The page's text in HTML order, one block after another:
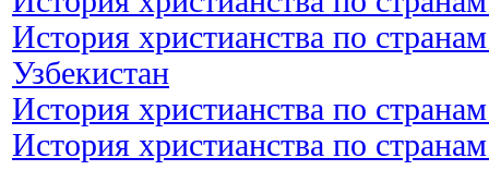
История христианства по
Узбекистан
История христианства по
История христианства по